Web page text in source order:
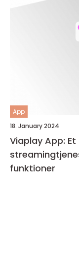
App
18. January 2024
Viaplay App:
funktioner